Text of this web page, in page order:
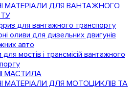
МАТЕРІАЛИ ДЛЯ ВАНТАЖНОГО
для вантажного транспорту
оливи для дизельних двигунів
авто
мостів і трансмісій вантажного
МАСТИЛА
МАТЕРІАЛИ ДЛЯ МОТОЦИКЛІВ ТА